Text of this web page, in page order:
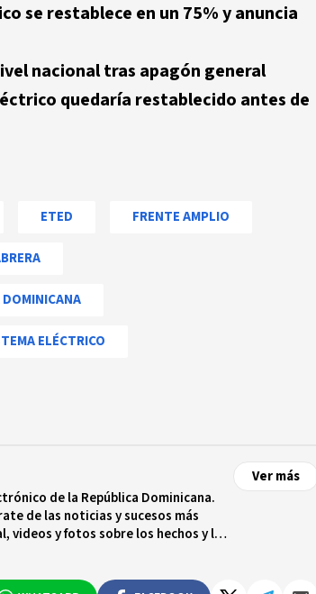
se restablece en un 75% y anuncia
nacional tras apagón general
quedaría restablecido antes de
ETED FRENTE AMPLIO
ELÉCTRICO
de la República Dominicana.
de las noticias y sucesos más
videos y fotos sobre los hechos y los
Ver más